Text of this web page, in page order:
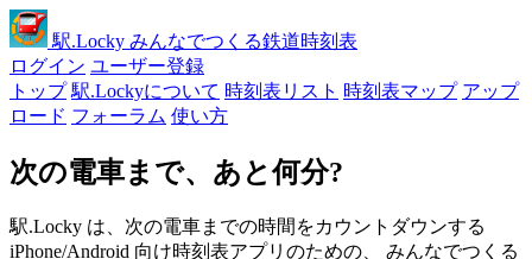
駅.Locky みんなでつくる鉄道時刻表
ログイン ユーザー登録
トップ 駅.Lockyについて 時刻表リスト 時刻表マップ アップ
ロード フォーラム 使い方
次の電車まで、あと何分?
駅.Locky は、次の電車までの時間をカウントダウンする
iPhone/Android 向け時刻表アプリのための、 みんなでつくる